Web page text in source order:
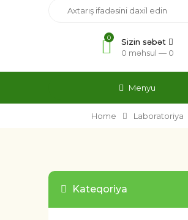
0
Sizin səbət
0 məhsul — 0
Menyu
Home Laboratoriya
Kateqoriya